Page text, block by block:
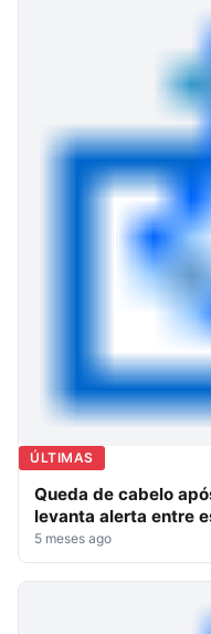
ÚLTIMAS
Queda de cabelo
levanta alerta entre
5 meses ago